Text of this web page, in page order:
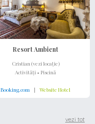
Resort Ambient
Cristian (vezi locație)
Activități • Piscină
Booking.com | Website Hotel
vezi tot